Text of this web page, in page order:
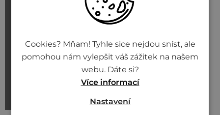
Cookies? Mňam! Tyhle sice nejdou sníst, ale
pomohou nám vylepšit váš zážitek na našem
webu. Dáte si?
Více informací
Nastavení